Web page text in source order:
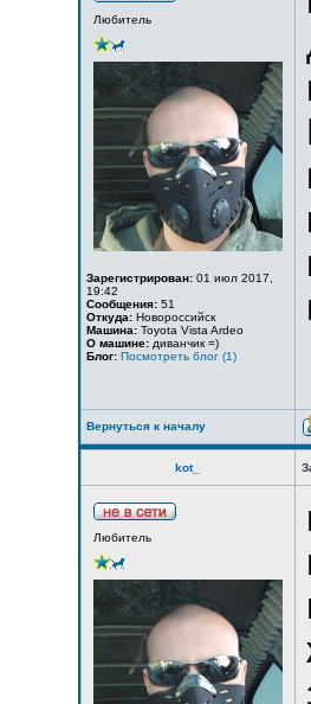
Любитель
Зарегистрирован: 01 июл 2017,
19:42
Сообщения: 51
Откуда: Новороссийск
Машина: Toyota Vista Ardeo
О машине: диванчик =)
Блог: Посмотреть блог (1)
Вернуться к началу
kot_
Любитель